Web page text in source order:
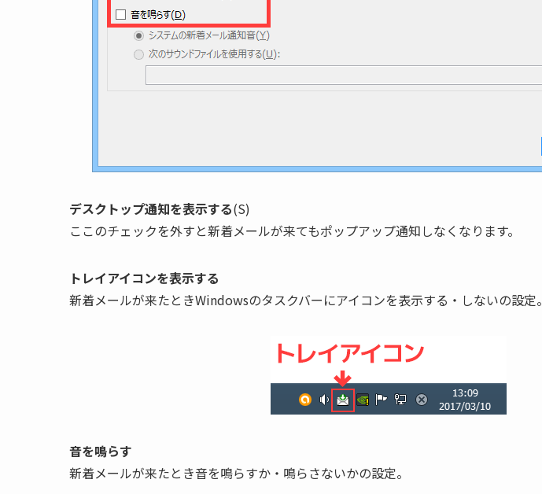
デスクトップ通知を表示する(S)
ここのチェックを外すと新着メールが来てもポップアップ通知しなくなります。
トレイアイコンを表示する
新着メールが来たときWindowsのタスクバーにアイコンを表示する・しないの設定。
音を鳴らす
新着メールが来たとき音を鳴らすか・鳴らさないかの設定。